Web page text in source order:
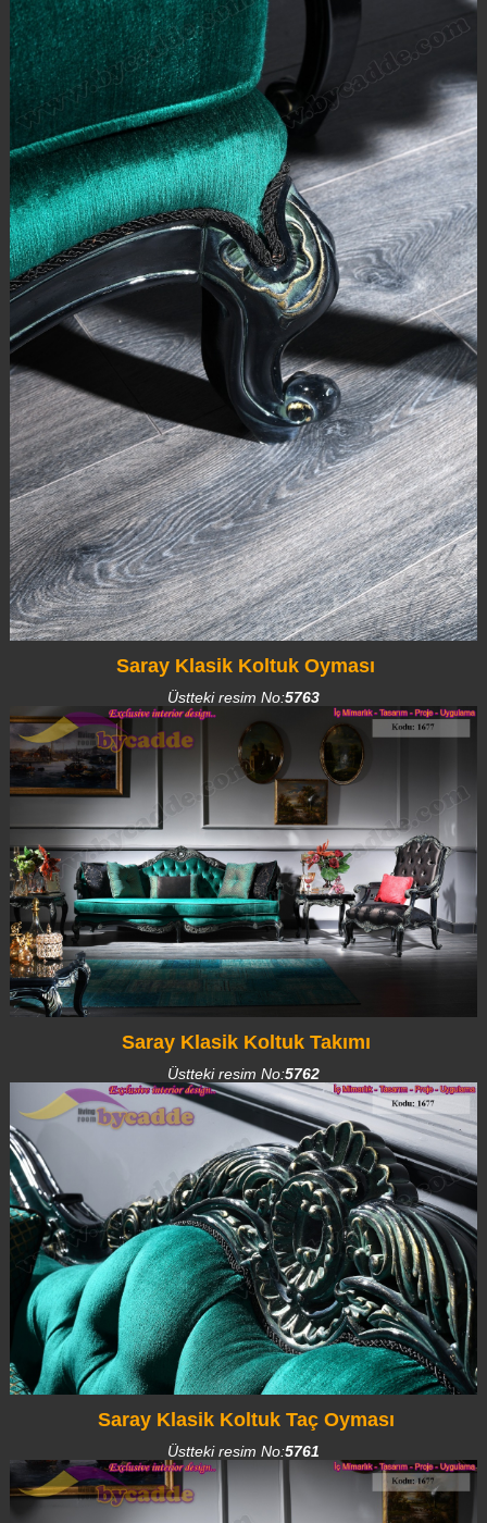
Saray Klasik Koltuk Oyması
Üstteki resim No:5763
Saray Klasik Koltuk Takımı
Üstteki resim No:5762
Saray Klasik Koltuk Taç Oyması
Üstteki resim No:5761